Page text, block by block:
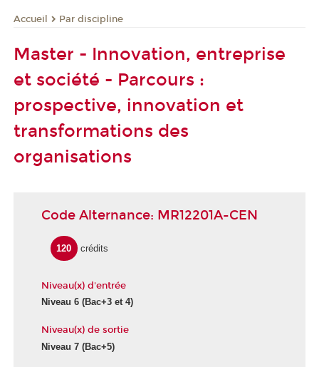
Accueil Par discipline
Master - Innovation, entreprise
et société - Parcours :
prospective, innovation et
transformations des
organisations
Code Alternance: MR12201A-CEN
120 crédits
Niveau(x) d'entrée
Niveau 6 (Bac+3 et 4)
Niveau(x) de sortie
Niveau 7 (Bac+5)